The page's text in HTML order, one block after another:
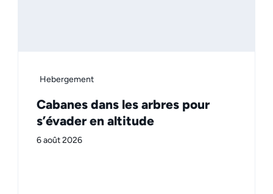
Hebergement
Cabanes dans les arbres pour
s’évader en altitude
6 août 2026